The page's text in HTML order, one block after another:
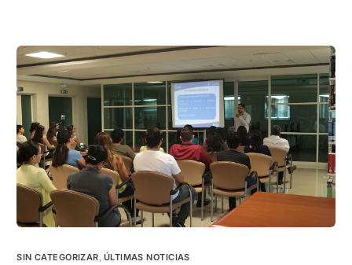
SIN CATEGORIZAR, ÚLTIMAS NOTICIAS